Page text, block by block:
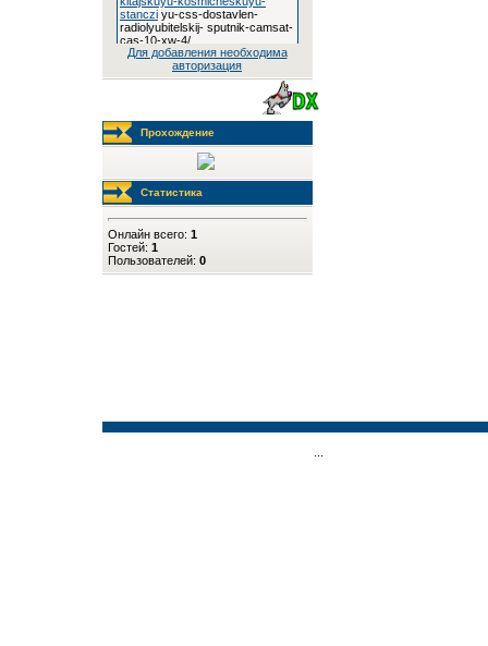
Для добавления необходима
авторизация
Прохождение
Статистика
Онлайн всего: 1
Гостей: 1
Пользователей: 0